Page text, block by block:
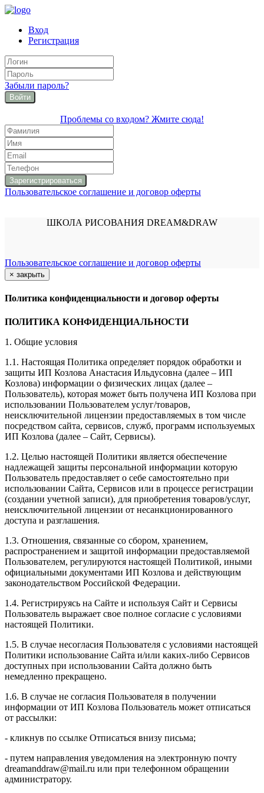
Вход
Регистрация
Забыли пароль?
Войти
Проблемы со входом? Жмите сюда!
Пользовательское соглашение и договор оферты
ШКОЛА РИСОВАНИЯ DREAM&DRAW
Пользовательское соглашение и договор оферты
× закрыть
Политика конфиденциальности и договор оферты
ПОЛИТИКА КОНФИДЕНЦИАЛЬНОСТИ
1. Общие условия
1.1. Настоящая Политика определяет порядок обработки и
защиты ИП Козлова Анастасия Ильдусовна (далее – ИП
Козлова) информации о физических лицах (далее –
Пользователь), которая может быть получена ИП Козлова при
использовании Пользователем услуг/товаров,
неисключительной лицензии предоставляемых в том числе
посредством сайта, сервисов, служб, программ используемых
ИП Козлова (далее – Сайт, Сервисы).
1.2. Целью настоящей Политики является обеспечение
надлежащей защиты персональной информации которую
Пользователь предоставляет о себе самостоятельно при
использовании Сайта, Сервисов или в процессе регистрации
(создании учетной записи), для приобретения товаров/услуг,
неисключительной лицензии от несанкционированного
доступа и разглашения.
1.3. Отношения, связанные со сбором, хранением,
распространением и защитой информации предоставляемой
Пользователем, регулируются настоящей Политикой, иными
официальными документами ИП Козловa и действующим
законодательством Российской Федерации.
1.4. Регистрируясь на Сайте и используя Сайт и Сервисы
Пользователь выражает свое полное согласие с условиями
настоящей Политики.
1.5. В случае несогласия Пользователя с условиями настоящей
Политики использование Сайта и/или каких-либо Сервисов
доступных при использовании Сайта должно быть
немедленно прекращено.
1.6. В случае не согласия Пользователя в получении
информации от ИП Козлова Пользователь может отписаться
от рассылки:
- кликнув по ссылке Отписаться внизу письма;
- путем направления уведомления на электронную почту
dreamanddraw@mail.ru или при телефонном обращении
администратору.